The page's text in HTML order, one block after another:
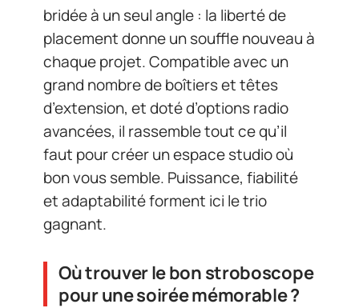
bridée à un seul angle : la liberté de
placement donne un souffle nouveau à
chaque projet. Compatible avec un
grand nombre de boîtiers et têtes
d’extension, et doté d’options radio
avancées, il rassemble tout ce qu’il
faut pour créer un espace studio où
bon vous semble. Puissance, fiabilité
et adaptabilité forment ici le trio
gagnant.
Où trouver le bon stroboscope
pour une soirée mémorable ?